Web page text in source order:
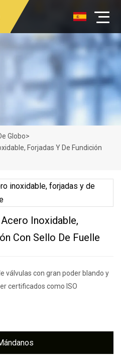
Globo>
Forjadas Y De Fundición
Inoxidable,
Con Sello De Fuelle
válvulas con gran poder blando y
certificados como ISO